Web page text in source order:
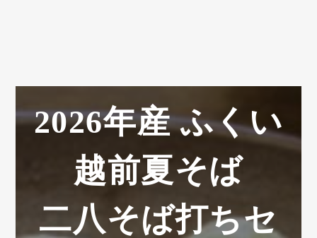
2026年産 ふくい
越前夏そば
二八そば打ちセ